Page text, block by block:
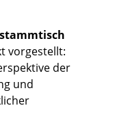
vorgestellt:
der
und